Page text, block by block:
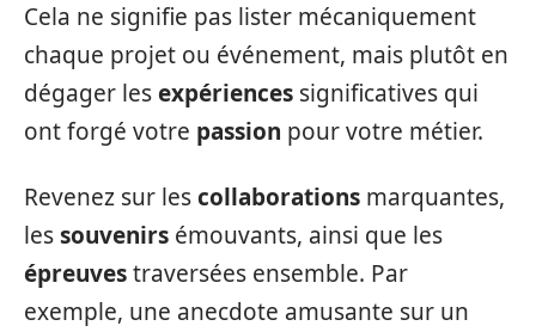
Cela ne signifie pas lister mécaniquement
chaque projet ou événement, mais plutôt en
dégager lesexpériences significatives qui
ont forgé votre passion pour votre métier.
Revenez sur lescollaborations marquantes,
lessouvenirs émouvants, ainsi que les
épreuvestraversées ensemble. Par
exemple, une anecdote amusante sur un